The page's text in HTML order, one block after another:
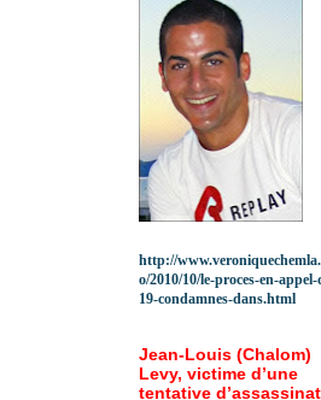
http://
o/2010/10/le-proces-en-appel-
19-condamnes-dans.html
Jean-Louis (Chalom)
Levy, victime d’une
tentative d’assassinat